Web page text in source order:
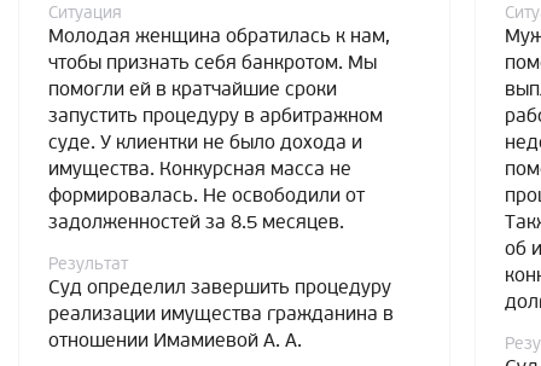
Ситуация
Молодая женщина обратилась к нам,
чтобы признать себя банкротом. Мы
помогли ей в кратчайшие сроки
запустить процедуру в арбитражном
суде. У клиентки не было дохода и
имущества. Конкурсная масса не
формировалась. Не освободили от
задолженностей за 8.5 месяцев.
Результат
Суд определил завершить процедуру
реализации имущества гражданина в
отношении Имамиевой А. А.
об